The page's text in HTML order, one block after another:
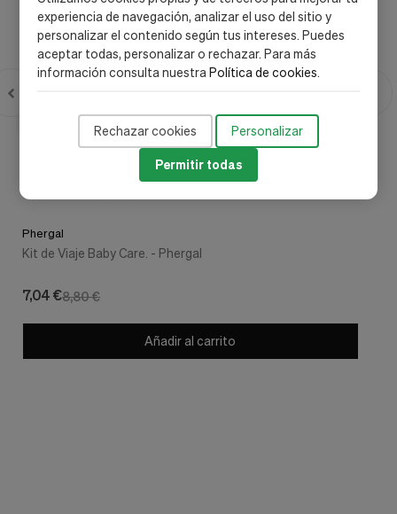
experiencia de navegación, analizar el uso del sitio y
personalizar el contenido según tus intereses. Puedes
aceptar todas, personalizar o rechazar. Para más
información consulta nuestraPolítica de cookies.
Rechazar cookies Personalizar
Permitir todas
Phergal
Kit de Viaje Baby Care. - Phergal
8,80 €
7,04 €
Añadir al carrito